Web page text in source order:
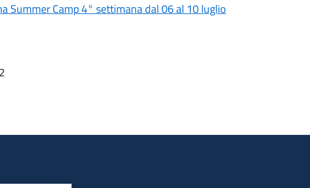
Summer Camp 4° settimana dal 06 al 10 luglio